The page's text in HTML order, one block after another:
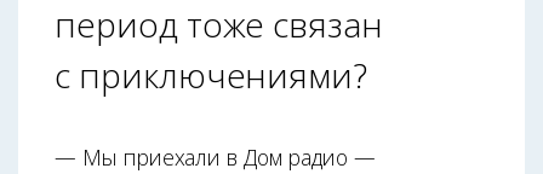
период тоже связан
с приключениями?
— Мы приехали в Дом радио —